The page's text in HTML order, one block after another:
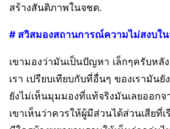
สร้างสันติภาพในจชต.
# สวิสมองสถานการณ์ความไม่สงบใน
เขามองว่ามันเป็นปัญหา เล็กๆครับหลั
เรา เปรียบเทียบกับที่อื่นๆ ของเรามัน
ยังไม่เห็นมุมมองที่แท้จริงมันเลยออก
เขาเห็นว่าควรให้ผู้มีส่วนได้ส่วนเสียที่